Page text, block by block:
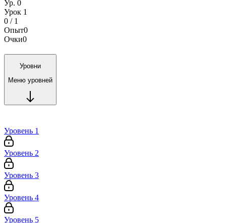
Ур. 0
Урок 1
0 / 1
Опыт0
Очки0
Уровни
Меню уровней
Уровень 1
Уровень 2
Уровень 3
Уровень 4
Уровень 5